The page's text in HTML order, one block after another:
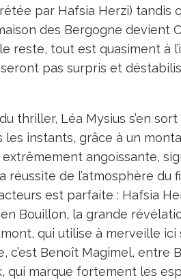
par Hafsia Herzi) tandis
des Bergogne devient
reste, tout est quasiment à
pas surpris et
thriller, Léa Mysius s’en
instants, grâce à un
angoissante,
de l’atmosphère du
est parfaite : Hafsia
Bouillon, la grande
qui utilise à merveille ici
c’est Benoît Magimel, entre
qui marque fortement les